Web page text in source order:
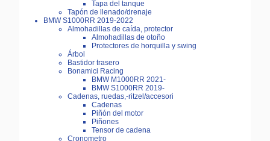
Tapa del tanque
Tapón de llenado/drenaje
BMW S1000RR 2019-2022
Almohadillas de caída, protector
Almohadillas de otoño
Protectores de horquilla y swing
Árbol
Bastidor trasero
Bonamici Racing
BMW M1000RR 2021-
BMW S1000RR 2019-
Cadenas, ruedas,-ritzel/accesori
Cadenas
Piñón del motor
Piñones
Tensor de cadena
Cronometro